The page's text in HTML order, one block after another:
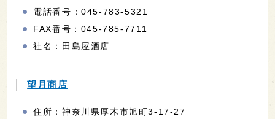
電話番号：045-783-5321
FAX番号：045-785-7711
社名：田島屋酒店
望月商店
住所：神奈川県厚木市旭町3-17-27